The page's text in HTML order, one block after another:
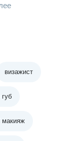
визажист
макияж